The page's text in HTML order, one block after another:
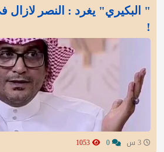
" البكيري" يغرد : النصر لازال
!